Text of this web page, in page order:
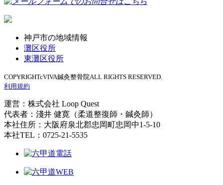
神戸市の地域情報
灘区役所
東灘区役所
COPYRIGHTcVIVA鍼灸整骨院ALL RIGHTS RESERVED.
利用規約
運営：株式会社 Loop Quest
代表者：淺井 健寛（柔道整復師・鍼灸師）
本社住所：大阪府泉北郡忠岡町忠岡中1-5-10
本社TEL：0725-21-5535